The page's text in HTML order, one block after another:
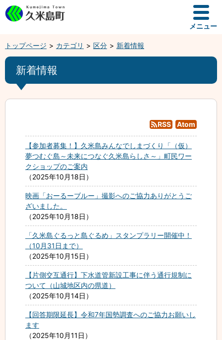
メニュー
トップページ カテゴリ 区分 新着情報
新着情報
RSS Atom
【参加者募集！】久米島みんなでしまづくり「（仮）
夢つむぐ島～未来につなぐ久米島らしさ～」町民ワー
クショップのご案内
2025年10月18日
映画「おーるーブルー」撮影へのご協力ありがとうご
ざいました。
2025年10月18日
「久米島ぐるっと島ぐるめ」スタンプラリー開催中！
（10月31日まで）
2025年10月15日
【片側交互通行】下水道管新設工事に伴う通行規制に
ついて（山城地区内の県道）
2025年10月14日
【回答期限延長】令和7年国勢調査へのご協力お願いし
ます
2025年10月11日